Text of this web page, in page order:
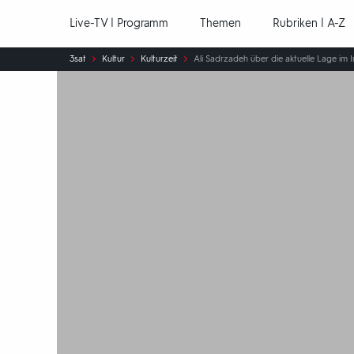
Live-TV | Programm Themen Rubriken | A-Z
Sie
sind
3sat Kultur Kulturzeit Ali Sadrzadeh über die aktuelle Lage im